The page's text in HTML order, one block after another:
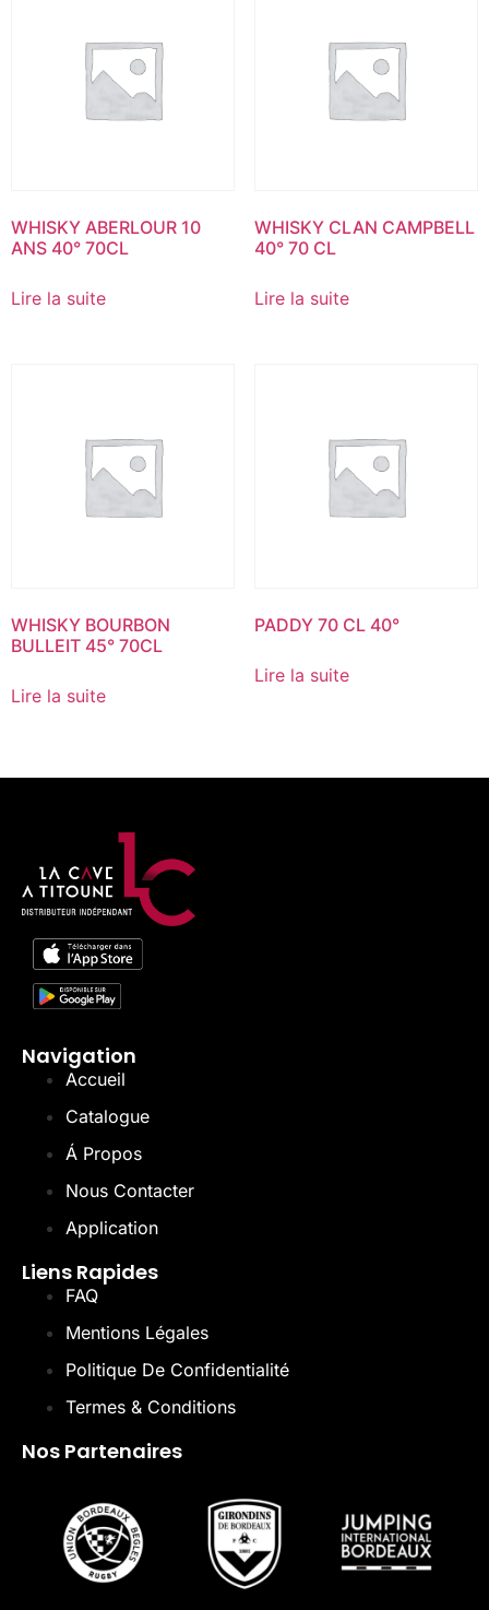
WHISKY ABERLOUR 10
ANS 40° 70CL
Lire la suite
WHISKY CLAN CAMPBELL
40° 70 CL
Lire la suite
WHISKY BOURBON
BULLEIT 45° 70CL
Lire la suite
PADDY 70 CL 40°
Lire la suite
Navigation
Accueil
Catalogue
Á Propos
Nous Contacter
Application
Liens Rapides
FAQ
Mentions Légales
Politique De Confidentialité
Termes & Conditions
Nos Partenaires